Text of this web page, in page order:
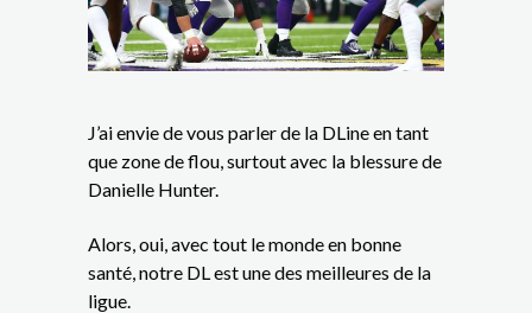
J’ai envie de vous parler de la DLine en tant
que zone de flou, surtout avec la blessure de
Danielle Hunter.
Alors, oui, avec tout le monde en bonne
santé, notre DL est une des meilleures de la
ligue.